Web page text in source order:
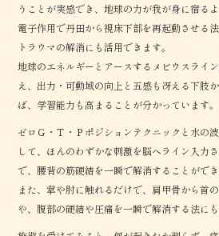
うことが実感でき、地球の力が我が身に宿る
電子作用で丹田から視床下部を再起動させる
トラウマの解消にも活用できます。
地球のエネルギーとアースするメビウスライ
え、出力・可動域の向上と五感も冴える下肢
ば、学習能力も高まることが分かっています。
ゼロＧ・Ｔ・Ｐポジションテクニックと水の
して、ほんのわずかな刺激を脳へライン入力
で、腰背の筋硬結を一瞬で解消することができ
また、掌や肘に触れるだけで、肩甲骨から首
や、腹部の硬結や圧痛を一瞬で解消する法にも